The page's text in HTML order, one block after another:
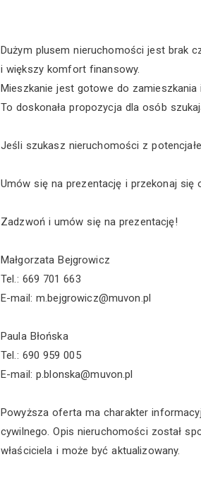
Dużym plusem nieruchomości jest brak
i większy komfort finansowy.
Mieszkanie jest gotowe do zamieszkania
To doskonała propozycja dla osób
Jeśli szukasz nieruchomości z
Umów się na prezentację i przekonaj
Zadzwoń i umów się na prezentację!
Małgorzata Bejgrowicz
Tel.: 669 701 663
E-mail: m.bejgrowicz@muvon.pl
Paula Błońska
Tel.: 690 959 005
E-mail: p.blonska@muvon.pl
Powyższa oferta ma charakter
cywilnego. Opis nieruchomości został
właściciela i może być aktualizowany.